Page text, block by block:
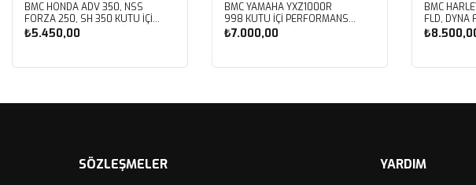
BMC HONDA ADV 350, NSS
FORZA 250, SH 350 KUTU İÇİ
PERFORMANS HAVA FİLTRESİ
₺5.450,00
BMC YAMAHA YXZ1000R
998 KUTU İÇİ PERFORMANS
HAVA FİLTRESİ FM01128
₺7.000,00
BMC
FLD, DYNA
FXDBB,
FXDF,
FM01123
SÖZLEŞMELER YARDIM